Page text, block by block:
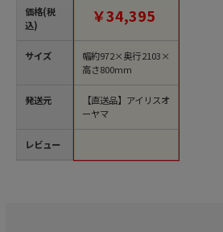
価格(税
込)
サイズ
発送元
レビュー
【直送品】
￥34,395
幅約972×奥行2103×
高さ800mm
【直送品】アイリスオ
ーヤマ